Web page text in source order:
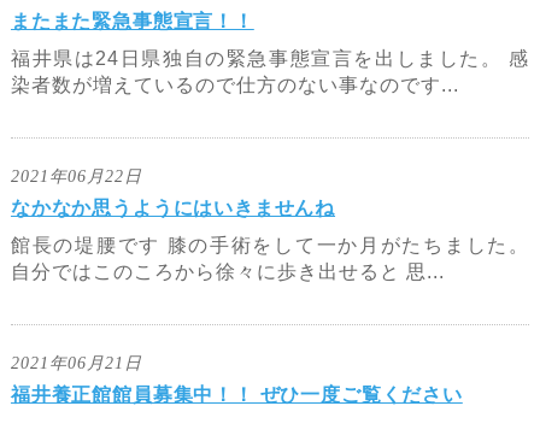
またまた緊急事態宣言！！
福井県は24日県独自の緊急事態宣言を出しました。 感
染者数が増えているので仕方のない事なのです...
2021年06月22日
なかなか思うようにはいきませんね
館長の堤腰です 膝の手術をして一か月がたちました。
自分ではこのころから徐々に歩き出せると 思...
2021年06月21日
福井養正館館員募集中！！ ぜひ一度ご覧ください